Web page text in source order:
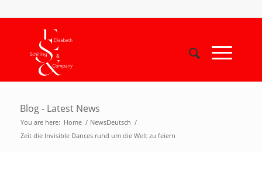
Blog - Latest News
You are here: Home / NewsDeutsch /
Zeit die Invisible Dances rund um die Welt zu feiern